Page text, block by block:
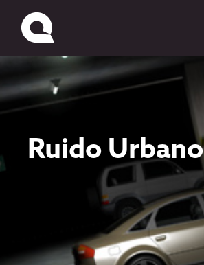
Ruido Urbano